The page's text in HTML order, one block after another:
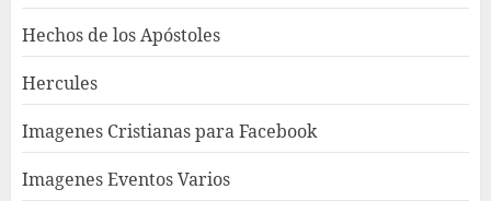
Hechos de los Apóstoles
Hercules
Imagenes Cristianas para Facebook
Imagenes Eventos Varios